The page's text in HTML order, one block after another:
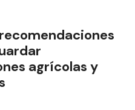
recomendaciones
agrícolas y